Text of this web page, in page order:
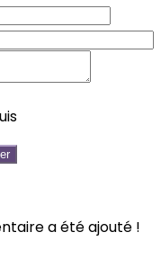
a été ajouté !